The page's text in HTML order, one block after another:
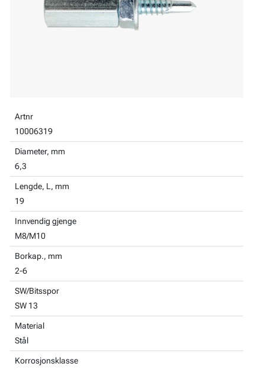
Artnr
10006319
Diameter, mm
6,3
Lengde, L, mm
19
Innvendig gjenge
M8/M10
Borkap., mm
2-6
SW/Bitsspor
SW 13
Material
Stål
Korrosjonsklasse